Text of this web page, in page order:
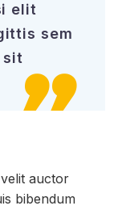
elit
sem
sit

auctor
bibendum